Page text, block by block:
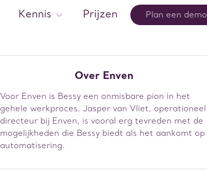
Kennis  Prijzen Plan een demo
Over Enven
Voor Enven is Bessy een onmisbare pion in het
gehele werkproces. Jasper van Vliet, operationeel
directeur bij Enven, is vooral erg tevreden met de
mogelijkheden die Bessy biedt als het aankomt op
automatisering.